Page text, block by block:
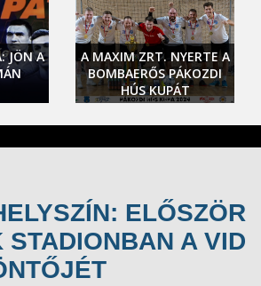
JÖN A
A MAXIM ZRT. NYERTE A
BOMBAERŐS PÁKOZDI
HÚS KUPÁT
ELŐSZÖR
STADIONBAN A VID